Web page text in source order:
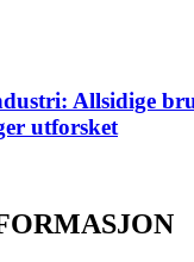
Allsidige
utforsket